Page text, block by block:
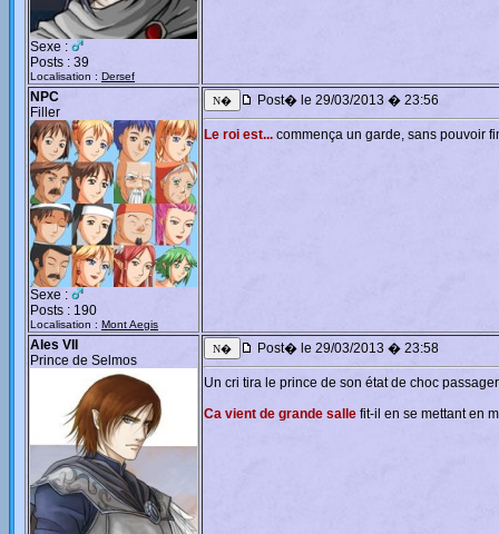
Sexe :
Posts : 39
Localisation : Dersef
NPC
Filler
Sexe :
Posts : 190
Localisation : Mont Aegis
Post� le 29/03/2013 � 23:56
Le roi est... commença un garde, sans pouvoir
Ales VII
Prince de Selmos
Post� le 29/03/2013 � 23:58
Un cri tira le prince de son état de choc passager
Ca vient de grande salle fit-il en se mettant en